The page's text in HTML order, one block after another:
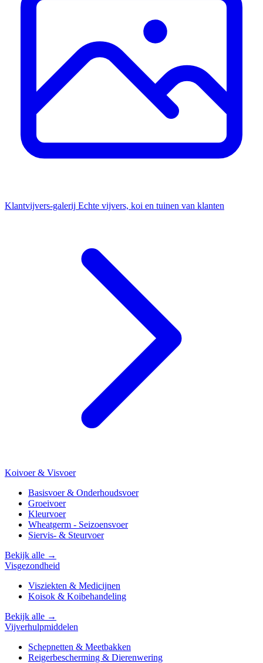
Klantvijvers-galerij Echte vijvers, koi en tuinen van klanten
Koivoer & Visvoer
Basisvoer & Onderhoudsvoer
Groeivoer
Kleurvoer
Wheatgerm - Seizoensvoer
Siervis- & Steurvoer
Bekijk alle →
Visgezondheid
Visziekten & Medicijnen
Koisok & Koibehandeling
Bekijk alle →
Vijverhulpmiddelen
Schepnetten & Meetbakken
Reigerbescherming & Dierenwering